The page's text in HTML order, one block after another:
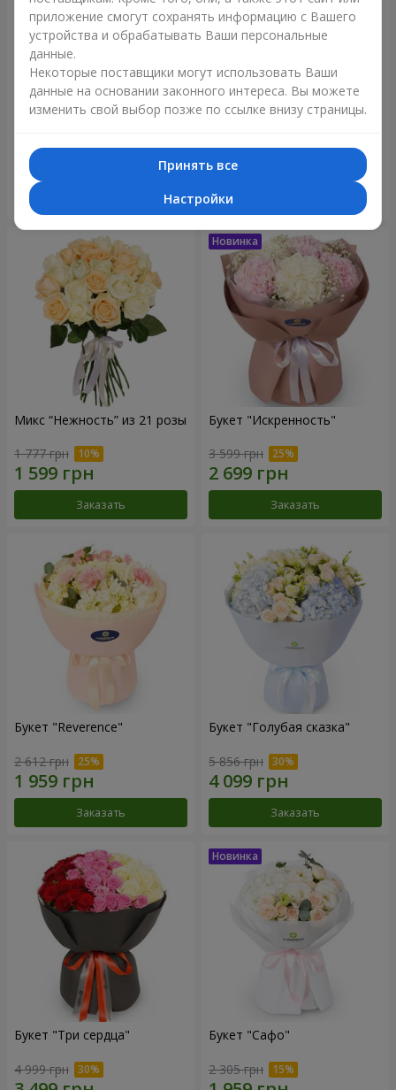
Букет "Blue ball"
3 656 грн
Букет "Бенефис"
5 998 грн
Микс “Нежность” из 21 розы
1 777 грн
Заказать
Букет "Искренность"
3 599 грн
Заказать
Букет "Reverence"
2 612 грн
Заказать
Букет "Голубая сказка"
5 856 грн
Заказать
Букет "Три сердца"
4 999 грн
Букет "Сафо"
2 305 грн
приложение смогут сохранять информацию с Вашего
устройства и обрабатывать Ваши персональные
данные.
Некоторые поставщики могут использовать Ваши
данные на основании законного интереса. Вы можете
изменить свой выбор позже по ссылке внизу страницы.
Принять все
Настройки